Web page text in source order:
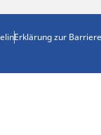
Erklärung zur